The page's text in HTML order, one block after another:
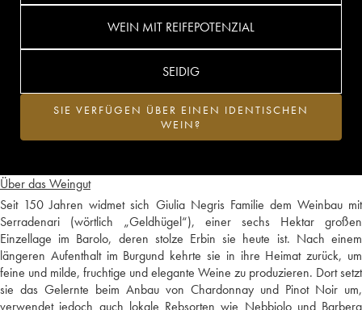
Über das Weingut
Seit 150 Jahren widmet sich Giulia Negris Familie dem Weinbau mit
Serradenari (wörtlich „Geldhügel“), einer sechs Hektar großen
Einzellage im Barolo, deren stolze Erbin sie heute ist. Nach einem
längeren Aufenthalt im Burgund kehrte sie in ihre Heimat zurück, um
feine und milde, fruchtige und elegante Weine zu produzieren. Dort setzt
sie das Gelernte beim Anbau von Chardonnay und Pinot Noir um,
verwendet jedoch auch lokale Rebsorten wie Nebbiolo und Barbera
WEIN MIT REIFEPOTENZIAL
SEIDIG
SIE VERFÜGEN ÜBER EINEN IDENTISCHEN
WEIN?